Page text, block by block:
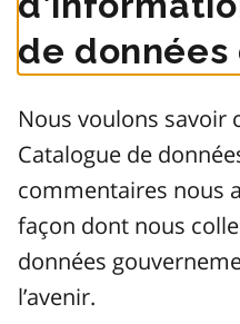
de données
Nous voulons savoir
Catalogue de
commentaires nous
façon dont nous
données
l’avenir.